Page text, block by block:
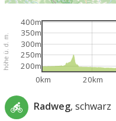
höhe ü. d. m.
0km 20km
200m
250m
300m
350m
400m
Radweg, schwarz